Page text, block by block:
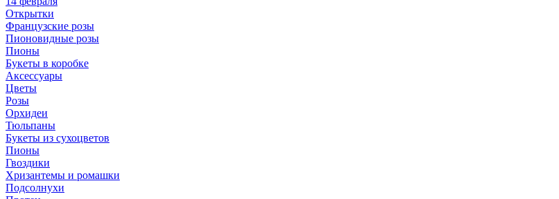
Открытки
Французские розы
Пионовидные розы
Пионы
Букеты в коробке
Аксессуары
Цветы
Розы
Орхидеи
Тюльпаны
Букеты из сухоцветов
Пионы
Гвоздики
Хризантемы и ромашки
Подсолнухи